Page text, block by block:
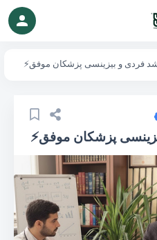
فردی و بیزینسی پزشکان موفق⚡
پزشکان موفق⚡
بستن